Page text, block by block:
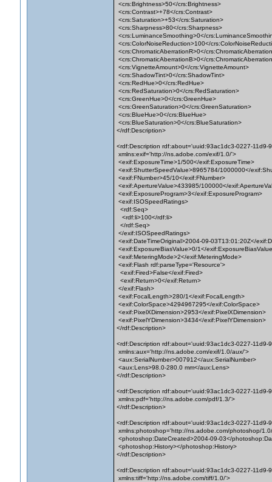
<crs:Brightness>50</crs:Brightness>
<crs:Contrast>+78</crs:Contrast>
<crs:Saturation>+53</crs:Saturation>
<crs:Sharpness>80</crs:Sharpness>
<crs:LuminanceSmoothing>0</
<crs:ColorNoiseReduction>100</
<crs:ChromaticAberrationR>0</
<crs:ChromaticAberrationB>0</
<crs:VignetteAmount>0</crs:VignetteAmount>
<crs:ShadowTint>0</crs:ShadowTint>
<crs:RedHue>0</crs:RedHue>
<crs:RedSaturation>0</crs:RedSaturation>
<crs:GreenHue>0</crs:GreenHue>
<crs:GreenSaturation>0</crs:GreenSaturation>
<crs:BlueHue>0</crs:BlueHue>
<crs:BlueSaturation>0</crs:BlueSaturation>
</rdf:Description>
<rdf:Description rdf:about='uuid:93ac1dc3-0227-11d9-
xmlns:exif='http://ns.adobe.com/exif/1.0/'>
<exif:ExposureTime>1/500</exif:ExposureTime>
<exif:ShutterSpeedValue>8965784/1000000</
<exif:FNumber>45/10</exif:FNumber>
<exif:ApertureValue>433985/100000</
<exif:ExposureProgram>3</exif:ExposureProgram>
<exif:ISOSpeedRatings>
<rdf:Seq>
<rdf:li>100</rdf:li>
</rdf:Seq>
</exif:ISOSpeedRatings>
<exif:DateTimeOriginal>2004-09-03T13:01:20Z</
<exif:ExposureBiasValue>0/1</
<exif:MeteringMode>2</exif:MeteringMode>
<exif:Flash rdf:parseType='Resource'>
<exif:Fired>False</exif:Fired>
<exif:Return>0</exif:Return>
</exif:Flash>
<exif:FocalLength>280/1</exif:FocalLength>
<exif:ColorSpace>4294967295</exif:ColorSpace>
<exif:PixelXDimension>2953</exif:PixelXDimension>
<exif:PixelYDimension>3434</exif:PixelYDimension>
</rdf:Description>
<rdf:Description rdf:about='uuid:93ac1dc3-0227-11d9-
xmlns:aux='http://ns.adobe.com/exif/1.0/aux/'>
<aux:SerialNumber>007912</aux:SerialNumber>
<aux:Lens>98.0-280.0 mm</aux:Lens>
</rdf:Description>
<rdf:Description rdf:about='uuid:93ac1dc3-0227-11d9-
xmlns:pdf='http://ns.adobe.com/pdf/1.3/'>
</rdf:Description>
<rdf:Description rdf:about='uuid:93ac1dc3-0227-11d9-
xmlns:photoshop='http://ns.adobe.com/photoshop/
<photoshop:DateCreated>2004-09-03</
<photoshop:History></photoshop:History>
</rdf:Description>
<rdf:Description rdf:about='uuid:93ac1dc3-0227-11d9-
xmlns:tiff='http://ns.adobe.com/tiff/1.0/'>